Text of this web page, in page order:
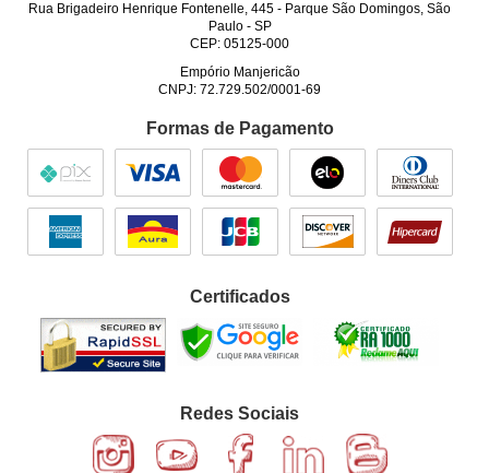
Rua Brigadeiro Henrique Fontenelle, 445 - Parque São Domingos, São
Paulo- SP
CEP: 05125-000
Empório Manjericão
CNPJ: 72.729.502/0001-69
Formas de Pagamento
Certificados
Redes Sociais